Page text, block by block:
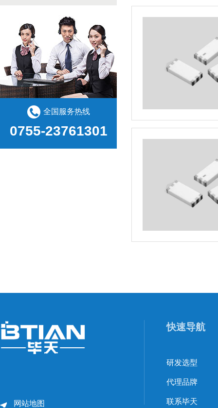
全国服务热线
0755-23761301
网站地图
快速导航
研发选型
代理品牌
联系毕天